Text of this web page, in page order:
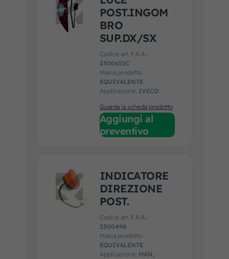
POST.INGOM
BRO
SUP.DX/SX
Codice art. F.R.A.:
2300651C
Marca prodotto:
EQUIVALENTE
Applicazione: IVECO
Guarda la scheda prodotto
Aggiungi al
preventivo
INDICATORE
DIREZIONE
POST.
Codice art. F.R.A.:
2300498
Marca prodotto:
EQUIVALENTE
Applicazione: MAN,